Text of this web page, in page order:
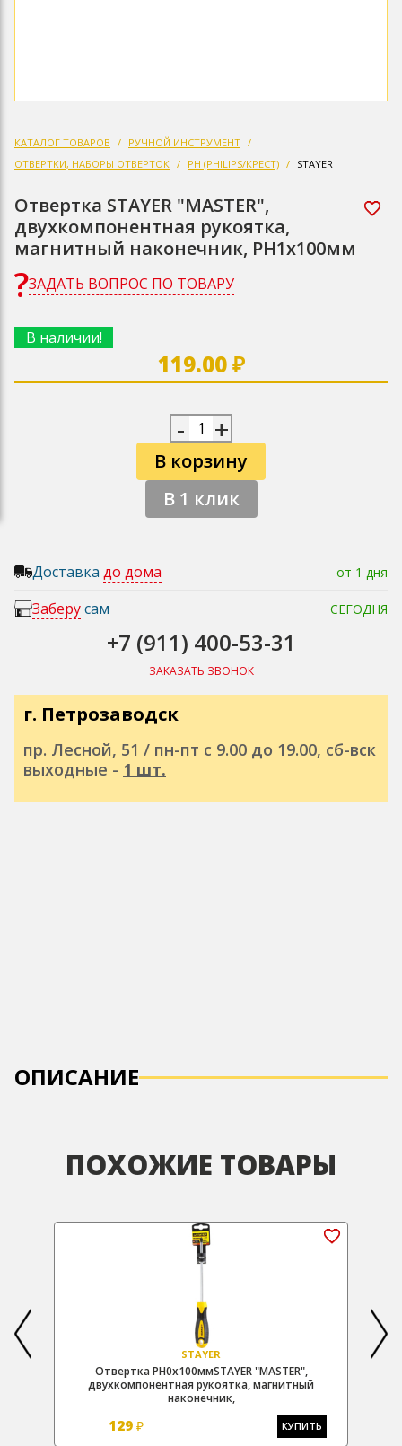
КАТАЛОГ ТОВАРОВ
РУЧНОЙ ИНСТРУМЕНТ
ОТВЕРТКИ, НАБОРЫ ОТВЕРТОК
PH (PHILIPS/КРЕСТ) STAYER
Отвертка STAYER "MASTER",
двухкомпонентная рукоятка,
магнитный наконечник, PH1x100мм
ЗАДАТЬ ВОПРОС ПО ТОВАРУ
В наличии!
119.00 ₽
- +
В корзину
В 1 клик
Доставка до дома от 1 дня
Заберусам СЕГОДНЯ
+7 (911) 400-53-31
ЗАКАЗАТЬ ЗВОНОК
г. Петрозаводск
пр. Лесной, 51 / пн-пт с 9.00 до 19.00, сб-вск
выходные - 1 шт.
ОПИСАНИЕ
ПОХОЖИЕ ТОВАРЫ
STAYER
Отвертка PH0х100ммSTAYER "MASTER",
двухкомпонентная рукоятка, магнитный
наконечник,
129 ₽ КУПИТЬ